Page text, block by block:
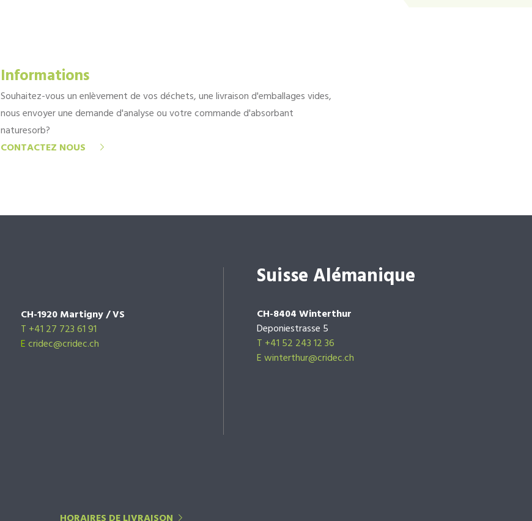
Informations
Souhaitez-vous un enlèvement de vos déchets, une livraison d'emballages vides,
nous envoyer une demande d'analyse ou votre commande d'absorbant
naturesorb?
CONTACTEZ NOUS
CH-1920 Martigny / VS
T +41 27 723 61 91
Ecridec@cridec.ch
Suisse Alémanique
CH-8404 Winterthur
Deponiestrasse 5
T +41 52 243 12 36
E winterthur@cridec.ch